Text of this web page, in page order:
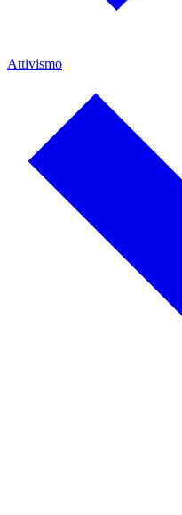
Attivismo